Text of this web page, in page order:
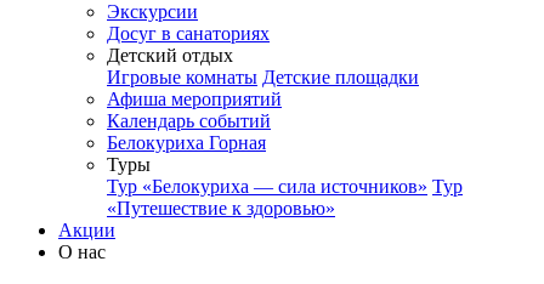
Экскурсии
Досуг в санаториях
Детский отдых
Игровые комнаты Детские площадки
Афиша мероприятий
Календарь событий
Белокуриха Горная
Туры
Тур «Белокуриха — сила источников» Тур
«Путешествие к здоровью»
Акции
О нас